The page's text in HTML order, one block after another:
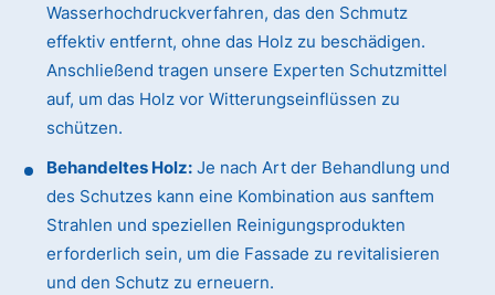
Wasserhochdruckverfahren, das den Schmutz
effektiv entfernt, ohne das Holz zu beschädigen.
Anschließend tragen unsere Experten Schutzmittel
auf, um das Holz vor Witterungseinflüssen zu
schützen.
Behandeltes Holz: Je nach Art der Behandlung und
des Schutzes kann eine Kombination aus sanftem
Strahlen und speziellen Reinigungsprodukten
erforderlich sein, um die Fassade zu revitalisieren
und den Schutz zu erneuern.